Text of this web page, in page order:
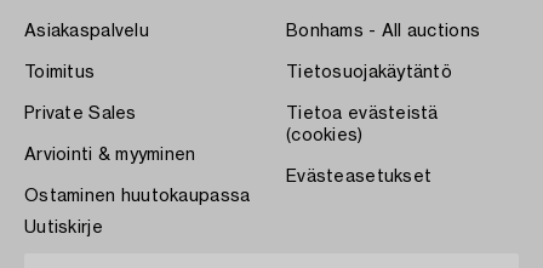
Asiakaspalvelu
Toimitus
Private Sales
Arviointi & myyminen
Ostaminen huutokaupassa
Bonhams - All auctions
Tietosuojakäytäntö
Tietoa evästeistä
(cookies)
Evästeasetukset
Uutiskirje